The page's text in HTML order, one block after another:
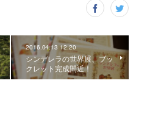
2016.04.13 12:20
シンデレラの世界展、ブッ
クレット完成間近！